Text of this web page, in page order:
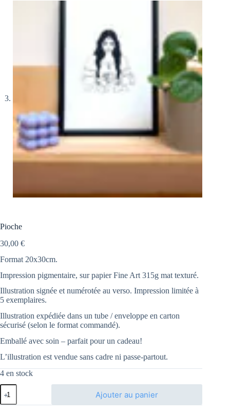
Pioche
30,00 €
Format 20x30cm.
Impression pigmentaire, sur papier Fine Art 315g mat texturé.
Illustration signée et numérotée au verso. Impression limitée à
5 exemplaires.
Illustration expédiée dans un tube / enveloppe en carton
sécurisé (selon le format commandé).
Emballé avec soin – parfait pour un cadeau!
L’illustration est vendue sans cadre ni passe-partout.
4 en stock
quantité
de
Pioche
Ajouter au panier